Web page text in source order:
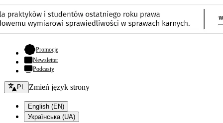
Promocje- otwiera się w nowej karcie
Newsletter
Podcasty
Zmień język - bieżący:
PL Zmień język strony
English (EN)
Українська (UA)